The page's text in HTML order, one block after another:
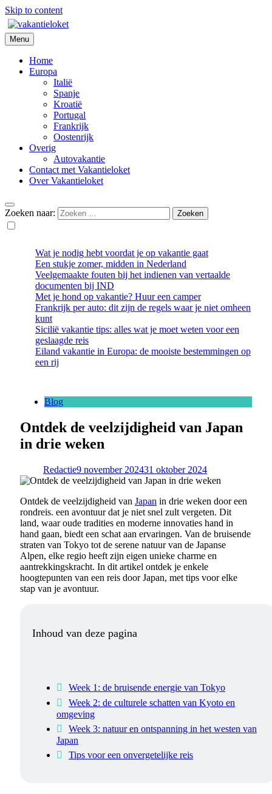
Skip to content
Vakantieloket
Menu
Home
Europa
Italië
Spanje
Kroatië
Portugal
Frankrijk
Oostenrijk
Overig
Autovakantie
Contact met Vakantieloket
Over Vakantieloket
Zoeken naar:
Wat je nodig hebt voordat je op vakantie gaat
Een stukje zomer, midden in Nederland
Veelgemaakte fouten bij het indienen van vertaalde
documenten bij IND
Met je hond op vakantie? Huur een camper
Frankrijk per auto: dit zijn de regels waar je niet omheen
kunt
Sicilië vakantie tips: alles wat je moet weten voor een
geslaagde reis
Eiland vakantie in Europa: de mooiste bestemmingen op
een rij
Blog
Ontdek de veelzijdigheid van Japan
in drie weken
Redactie9 november 202431 oktober 2024
Ontdek de veelzijdigheid van Japan in drie weken door een
rondreis. een avontuur dat je niet snel zult vergeten. Dit
land, waar oude tradities en moderne innovaties hand in
hand gaan, biedt een schat aan ervaringen. Van de bruisende
straten van Tokyo tot de serene natuur van de Japanse
Alpen, elke regio heeft zijn eigen unieke charme en
aantrekkingskracht. In dit artikel ontdek je enkele
hoogtepunten van een reis door Japan, met tips voor elke
stap van je avontuur.
Inhoud van deze pagina
Week 1: de bruisende energie van Tokyo
Week 2: de culturele schatten van Kyoto en
omgeving
Week 3: natuur en ontspanning in het westen van
Japan
Tips voor een onvergetelijke reis